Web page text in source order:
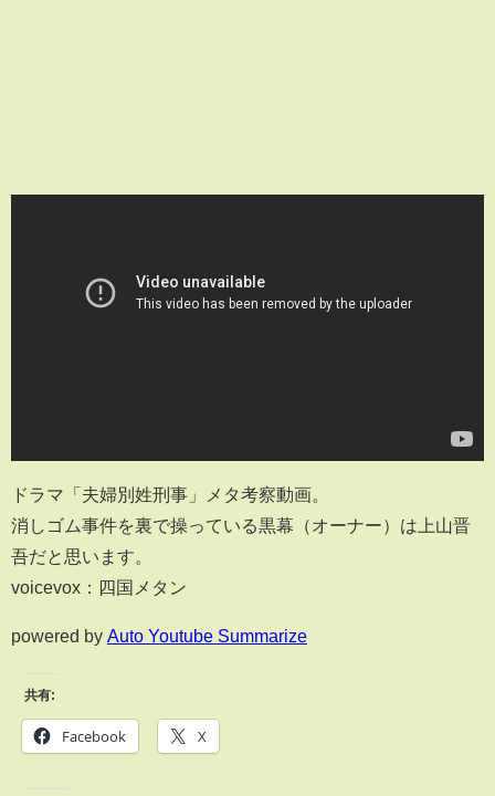
ドラマ「夫婦別姓刑事」メタ考察動画。
消しゴム事件を裏で操っている黒幕（オーナー）は上山晋
吾だと思います。
voicevox：四国メタン
powered by Auto Youtube Summarize
共有:
Facebook X